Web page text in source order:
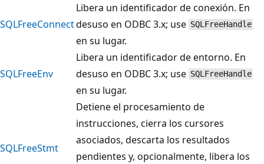
SQLFreeConnect
Libera un identificador de conexión. En
desuso en ODBC 3.x; use SQLFreeHandle
en su lugar.
SQLFreeEnv
Libera un identificador de entorno. En
desuso en ODBC 3.x; use SQLFreeHandle
en su lugar.
SQLFreeStmt
Detiene el procesamiento de
instrucciones, cierra los cursores
asociados, descarta los resultados
pendientes y, opcionalmente, libera los